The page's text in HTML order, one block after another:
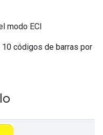
modo ECI
códigos de barras por